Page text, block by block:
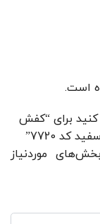
است.
کنید برای “کفش
بخش‌های موردنیاز